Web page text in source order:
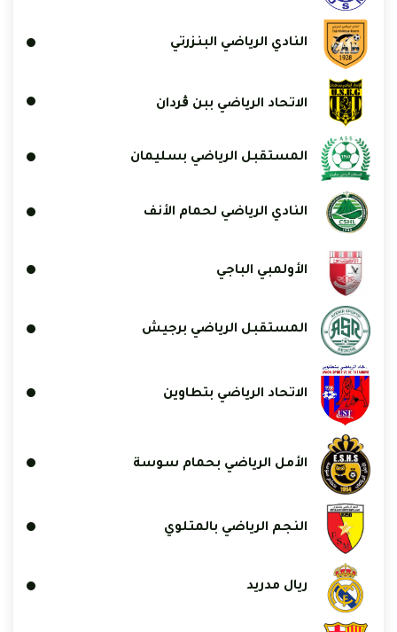
النادي الرياضي البنزرتي
الاتحاد الرياضي ببن ڨردان
المستقبل الرياضي بسليمان
النادي الرياضي لحمام الأنف
الأولمبي الباجي
المستقبل الرياضي برجيش
الاتحاد الرياضي بتطاوين
الأمل الرياضي بحمام سوسة
النجم الرياضي بالمتلوي
ريال مدريد